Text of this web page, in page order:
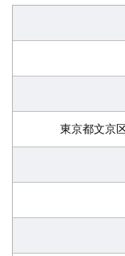
東京都文京